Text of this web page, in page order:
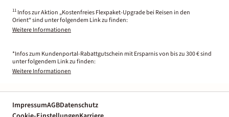
11 Infos zur Aktion „Kostenfreies Flexpaket-Upgrade bei Reisen in den
Orient“ sind unter folgendem Link zu finden:
Weitere Informationen
*Infos zum Kundenportal-Rabattgutschein mit Ersparnis von bis zu 300 € sind
unter folgendem Link zu finden:
Weitere Informationen
ImpressumAGBDatenschutz